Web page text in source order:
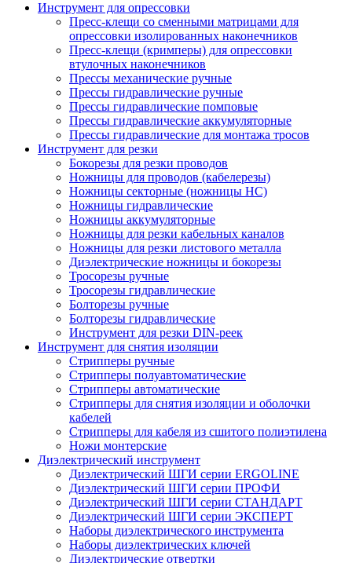
Инструмент для опрессовки
Пресс-клещи со сменными матрицами для
опрессовки изолированных наконечников
Пресс-клещи (кримперы) для опрессовки
втулочных наконечников
Прессы механические ручные
Прессы гидравлические ручные
Прессы гидравлические помповые
Прессы гидравлические аккумуляторные
Прессы гидравлические для монтажа тросов
Инструмент для резки
Бокорезы для резки проводов
Ножницы для проводов (кабелерезы)
Ножницы секторные (ножницы НС)
Ножницы гидравлические
Ножницы аккумуляторные
Ножницы для резки кабельных каналов
Ножницы для резки листового металла
Диэлектрические ножницы и бокорезы
Тросорезы ручные
Тросорезы гидравлические
Болторезы ручные
Болторезы гидравлические
Инструмент для резки DIN-реек
Инструмент для снятия изоляции
Cтрипперы ручные
Cтрипперы полуавтоматические
Cтрипперы автоматические
Стрипперы для снятия изоляции и оболочки
кабелей
Стрипперы для кабеля из сшитого полиэтилена
Ножи монтерские
Диэлектрический инструмент
Диэлектрический ШГИ серии ERGOLINE
Диэлектрический ШГИ серии ПРОФИ
Диэлектрический ШГИ серии СТАНДАРТ
Диэлектрический ШГИ серии ЭКСПЕРТ
Наборы диэлектрического инструмента
Наборы диэлектрических ключей
Диэлектрические отвертки